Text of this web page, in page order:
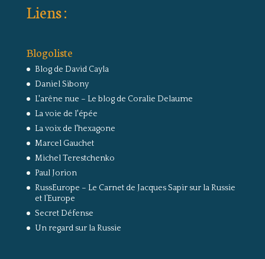
Liens :
Blogoliste
Blog de David Cayla
Daniel Sibony
L'arêne nue – Le blog de Coralie Delaume
La voie de l'épée
La voix de l'hexagone
Marcel Gauchet
Michel Terestchenko
Paul Jorion
RussEurope – Le Carnet de Jacques Sapir sur la Russie
et l’Europe
Secret Défense
Un regard sur la Russie